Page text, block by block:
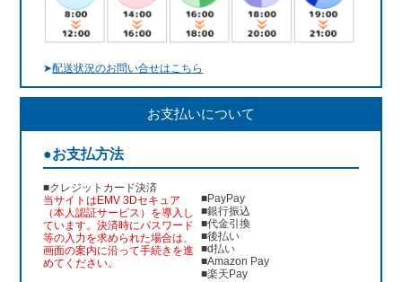
➤配送状況のお問い合せはこちら
お支払いについて
●お支払方法
■クレジットカード決済
当サイトはEMV 3Dセキュア
（本人認証サービス）を導入し
ています。決済時にパスワード
等の入力を求められた場合は、
画面の案内に沿って手続きを進
めてください。
■PayPay
■銀行振込
■代金引換
■後払い
■d払い
■Amazon Pay
■楽天Pay